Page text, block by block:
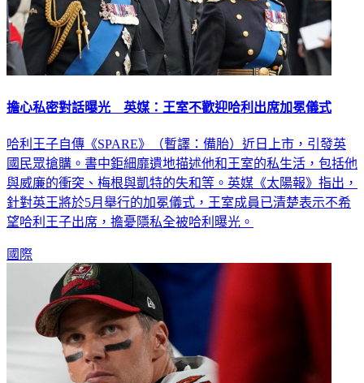
擔心私密對話曝光 英媒：王室不歡迎哈利出席加冕儀式
哈利王子自傳《SPARE》（暫譯：備胎）近日上市，引發英
國民眾搶購。書中鉅細靡遺地描述他和王室的私生活，包括他
與威廉的衝突、梅根與凱特的失和等。英媒《太陽報》指出，
針對英王將於5月舉行的加冕儀式，王室成員已清楚表示不希
望哈利王子出席，擔憂隱私全被哈利曝光。
國際